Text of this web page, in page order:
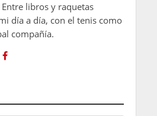
libros y raquetas
día a día, con el tenis como
compañía.